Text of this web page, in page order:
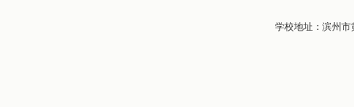
学校地址：滨州市